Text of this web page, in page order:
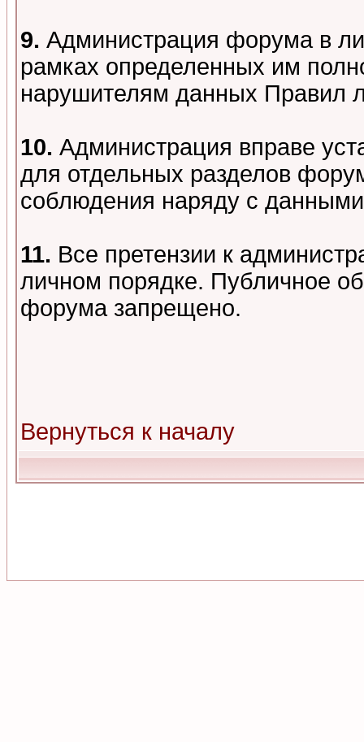
9. Администрация форума в
рамках определенных им
нарушителям данных Правил
10. Администрация вправе
для отдельных разделов
соблюдения наряду с
11. Все претензии к
личном порядке. Публичное
форума запрещено.
Вернуться к началу